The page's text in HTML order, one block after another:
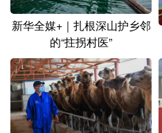
新华全媒+｜扎根深山护乡邻
的“拄拐村医”